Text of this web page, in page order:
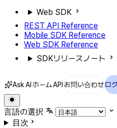
Web SDK
REST API Reference
Mobile SDK Reference
Web SDK Reference
SDKリリースノート
Ask AI ホームAPI お問い合わせロ
言語の選択
目次